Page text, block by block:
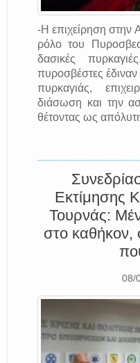
-Η επιχείρηση στην
ρόλο του
δασικές
πυροσβέστες
πυρκαγιάς,
διάσωση και την
θέτοντας ως
Εκτίμησης
Τουρνάς:
στο καθήκον,
08/